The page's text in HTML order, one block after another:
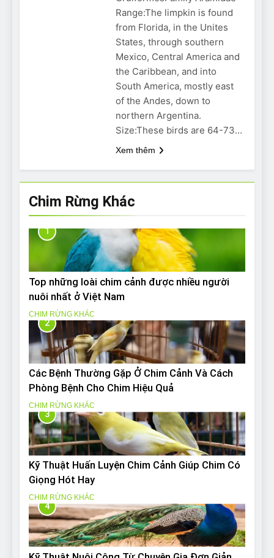
Can Bulldogs Play Fetch?
And How to Train Them!
How Often Do I Need to
Groom My Bulldog
7 Năm Ago
Chim Rừng Khác
1
Top những loài chim cảnh được nhiều người
nuôi nhất ở Việt Nam
CHIM RỪNG KHÁC
2
Các Bệnh Thường Gặp Ở Chim Cảnh Và Cách
Phòng Bệnh Cho Chim Hiệu Quả
CHIM RỪNG KHÁC
3
Kỹ Thuật Huấn Luyện Chim Cảnh Giúp Chim Có
Giọng Hót Hay
CHIM RỪNG KHÁC
4
Range:The limpkin is found
from Florida, in the Unites
States, through southern
Mexico, Central America and
the Caribbean, and into
South America, mostly east
of the Andes, down to
northern Argentina.
Size:These birds are 64-73…
Xem thêm